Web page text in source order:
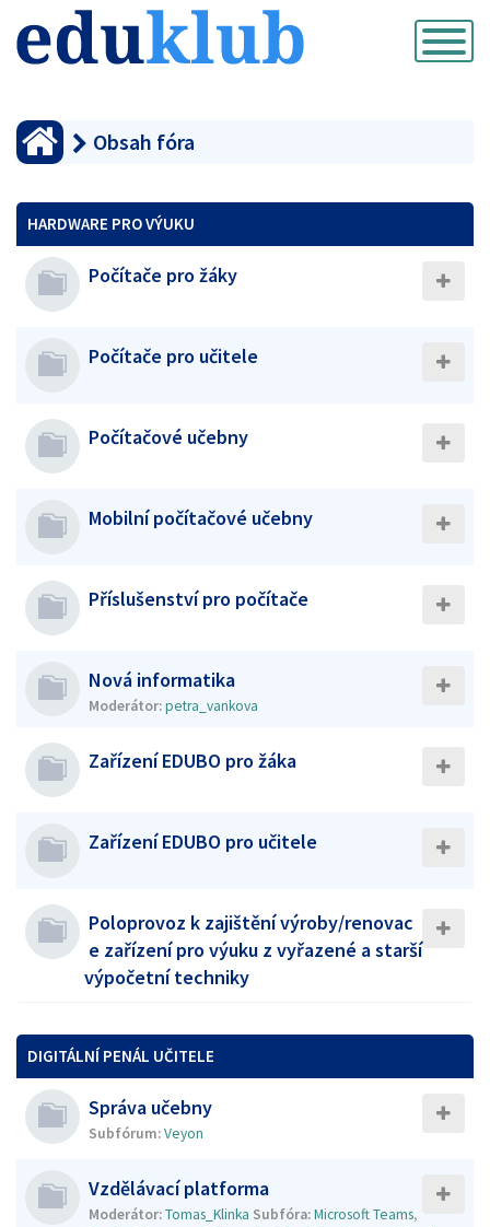
Přepnout
navigaci
Obsah fóra
HARDWARE PRO VÝUKU
Počítače pro žáky
Počítače pro učitele
Počítačové učebny
Mobilní počítačové učebny
Příslušenství pro počítače
Nová informatika
Moderátor:petra_vankova
Zařízení EDUBO pro žáka
Zařízení EDUBO pro učitele
Poloprovoz k zajištění výroby/renovac
e zařízení pro výuku z vyřazené a starší
výpočetní techniky
DIGITÁLNÍ PENÁL UČITELE
Správa učebny
Subfórum:Veyon
Vzdělávací platforma
Moderátor:Tomas_Klinka Subfóra:Microsoft Teams,